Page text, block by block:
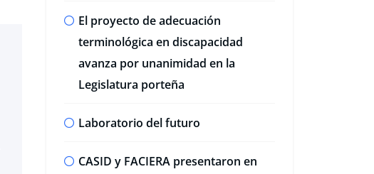
El proyecto de adecuación
terminológica en discapacidad
avanza por unanimidad en la
Legislatura porteña
Laboratorio del futuro
CASID y FACIERA presentaron en